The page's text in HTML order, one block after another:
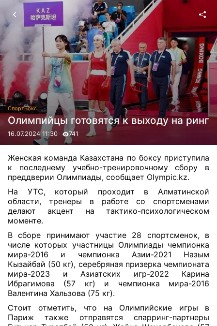
СпортБокс
Олимпийцы готовятся к выходу на ринг
16.07.2024 11:30 741
Женская команда Казахстана по боксу приступила
к последнему учебно-тренировочному сбору в
преддверии Олимпиады, сообщает Olympic.kz.
На УТС, который проходит в Алматинской
области, тренеры в работе со спортсменами
делают акцент на тактико-психологическом
моменте.
В сборе принимают участие 28 спортсменок, в
числе которых участницы Олимпиады чемпионка
мира-2016 и чемпионка Азии-2021 Назым
Кызайбай (50 кг), серебряная призерка чемпионата
мира-2023 и Азиатских игр-2022 Карина
Ибрагимова (57 кг) и чемпионка мира-2016
Валентина Хальзова (75 кг).
Стоит отметить, что на Олимпийские игры в
Париж также отправятся спарринг-партнеры